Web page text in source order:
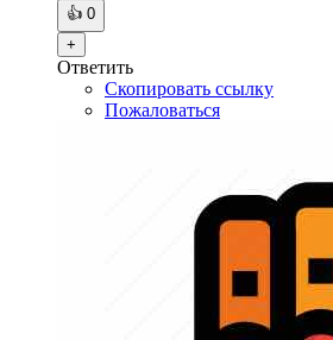
👍 0
+
Ответить
Скопировать ссылку
Пожаловаться